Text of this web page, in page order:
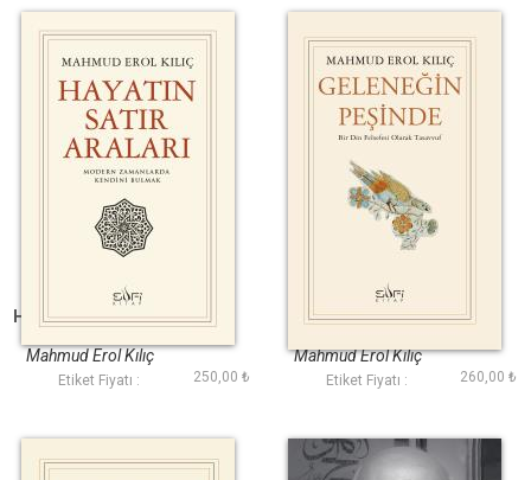
Hayatın Satır Araları
Mahmud Erol Kılıç
Etiket Fiyatı : 250,00 ₺
Geleneğin Peşinde
Mahmud Erol Kılıç
Etiket Fiyatı : 260,00 ₺